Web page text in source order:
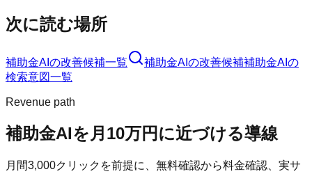
次に読む場所
補助金AI の改善候補一覧 補助金AI の改善候補補助金AI の
検索意図一覧
Revenue path
補助金AIを月10万円に近づける導線
月間3,000クリックを前提に、無料確認から料金確認、実サ